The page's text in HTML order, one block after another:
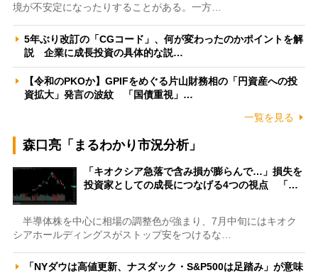
境が不安定になったりすることがある。一方…
5年ぶり改訂の「CGコード」、何が変わったのかポイントを解
説 企業に成長投資の具体的な説…
【令和のPKOか】GPIFをめぐる片山財務相の「円資産への投
資拡大」発言の波紋 「国債重視」…
一覧を見る
森口亮「まるわかり市況分析」
「キオクシア急落で含み損が膨らんで…」損失を
投資家としての成長につなげる4つの視点 「…
半導体株を中心に相場の調整色が強まり、7月中旬にはキオク
シアホールディングスがストップ安をつけるな…
「NYダウは高値更新、ナスダック・S&P500は足踏み」が意味